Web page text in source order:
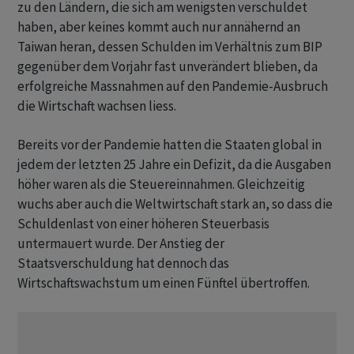
zu den Ländern, die sich am wenigsten verschuldet
haben, aber keines kommt auch nur annähernd an
Taiwan heran, dessen Schulden im Verhältnis zum BIP
gegenüber dem Vorjahr fast unverändert blieben, da
erfolgreiche Massnahmen auf den Pandemie-Ausbruch
die Wirtschaft wachsen liess.
Bereits vor der Pandemie hatten die Staaten global in
jedem der letzten 25 Jahre ein Defizit, da die Ausgaben
höher waren als die Steuereinnahmen. Gleichzeitig
wuchs aber auch die Weltwirtschaft stark an, so dass die
Schuldenlast von einer höheren Steuerbasis
untermauert wurde. Der Anstieg der
Staatsverschuldung hat dennoch das
Wirtschaftswachstum um einen Fünftel übertroffen.